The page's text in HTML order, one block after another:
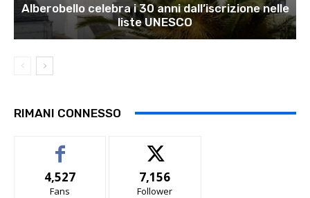
Alberobello celebra i 30 anni dall’iscrizione nelle
liste UNESCO
RIMANI CONNESSO
4,527
Fans
7,156
Follower